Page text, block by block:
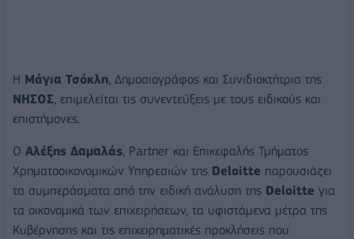
Η Μάγια Τσόκλη , Δημοσιογράφος και Συνιδιοκτήτρια της
ΝΗΣΟΣ , επιμελείται τις συνεντεύξεις με τους ειδικούς και
επιστήμονες.
O Αλέξης Δαμαλάς, Partner και Επικεφαλής Τμήματος
Χρηματοοικονομικών Υπηρεσιών της Deloitte παρουσιάζει
τα συμπεράσματα από την ειδική ανάλυση της Deloitte για
τα οικονομικά των επιχειρήσεων, τα υφιστάμενα μέτρα της
Κυβέρνησης και τις επιχειρηματικές προκλήσεις που